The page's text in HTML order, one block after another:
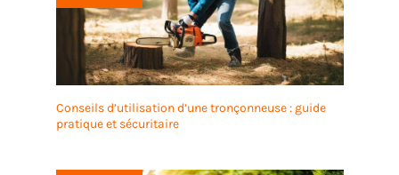
Conseils d’utilisation d’une tronçonneuse : guide
pratique et sécuritaire